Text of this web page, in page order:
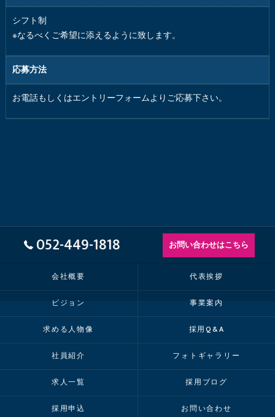
シフト制
※なるべくご希望に添えるように致します。
応募方法
お電話もしくはエントリーフォームよりご応募下さい。
052-449-1818 お問い合わせはこちら
会社概要 代表挨拶
ビジョン 事業案内
求める人物像 採用Q&A
社員紹介 フォトギャラリー
求人一覧 採用ブログ
採用申込 お問い合わせ